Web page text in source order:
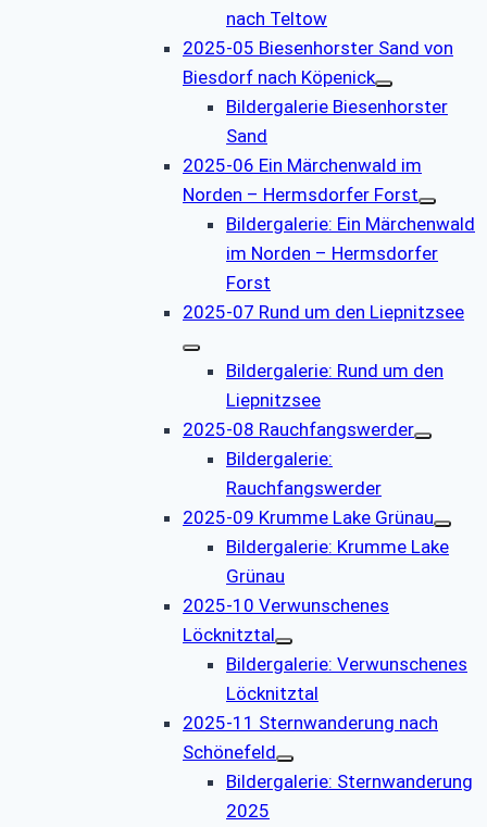
nach Teltow
2025-05 Biesenhorster Sand von
Biesdorf nach Köpenick
Bildergalerie Biesenhorster
Sand
2025-06 Ein Märchenwald im
Norden – Hermsdorfer Forst
Bildergalerie: Ein Märchenwald
im Norden – Hermsdorfer
Forst
2025-07 Rund um den Liepnitzsee
Bildergalerie: Rund um den
Liepnitzsee
2025-08 Rauchfangswerder
Bildergalerie:
Rauchfangswerder
2025-09 Krumme Lake Grünau
Bildergalerie: Krumme Lake
Grünau
2025-10 Verwunschenes
Löcknitztal
Bildergalerie: Verwunschenes
Löcknitztal
2025-11 Sternwanderung nach
Schönefeld
Bildergalerie: Sternwanderung
2025